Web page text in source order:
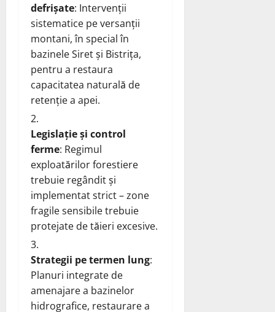
defrișate: Intervenții
sistematice pe versanții
montani, în special în
bazinele Siret și Bistrița,
pentru a restaura
capacitatea naturală de
retenție a apei.
Legislație și control
ferme: Regimul
exploatărilor forestiere
trebuie regândit și
implementat strict – zone
fragile sensibile trebuie
protejate de tăieri excesive.
Strategii pe termen lung:
Planuri integrate de
amenajare a bazinelor
hidrografice, restaurare a